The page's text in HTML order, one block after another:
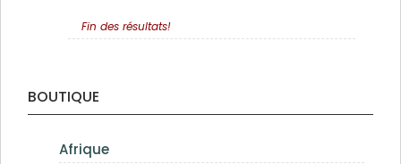
Fin des résultats!
BOUTIQUE
Afrique